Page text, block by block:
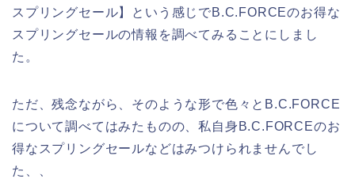
スプリングセール】という感じでB.C.FORCEのお得な
スプリングセールの情報を調べてみることにしまし
た。
ただ、残念ながら、そのような形で色々とB.C.FORCE
について調べてはみたものの、私自身B.C.FORCEのお
得なスプリングセールなどはみつけられませんでし
た、、